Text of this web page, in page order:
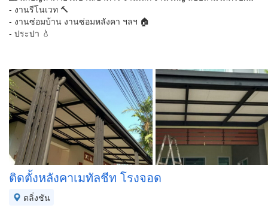
- งานรีโนเวท 🔨
- งานซ่อมบ้าน งานซ่อมหลังคา ฯลฯ 🏠
- ประปา 💧
ติดตั้งหลังคาเมทัลชีท โรงจอด
ตลิ่งชัน